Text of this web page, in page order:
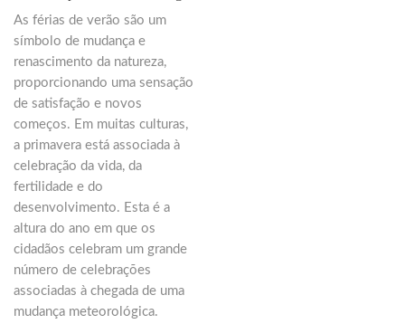
As férias de verão são um
símbolo de mudança e
renascimento da natureza,
proporcionando uma sensação
de satisfação e novos
começos. Em muitas culturas,
a primavera está associada à
celebração da vida, da
fertilidade e do
desenvolvimento. Esta é a
altura do ano em que os
cidadãos celebram um grande
número de celebrações
associadas à chegada de uma
mudança meteorológica.